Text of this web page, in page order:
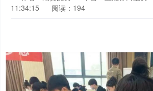
11:34:15
阅读：194